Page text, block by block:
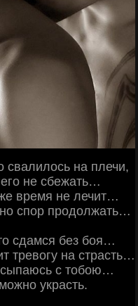
свалилось на плечи,
не сбежать…
время не лечит…
спор продолжать…
сдамся без боя…
тревогу на страсть…
с тобою…
украсть.